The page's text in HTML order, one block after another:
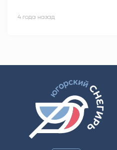
4 года назад